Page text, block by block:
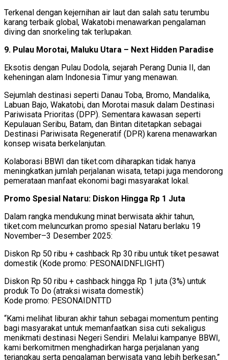
Terkenal dengan kejernihan air laut dan salah satu terumbu
karang terbaik global, Wakatobi menawarkan pengalaman
diving dan snorkeling tak terlupakan.
9. Pulau Morotai, Maluku Utara – Next Hidden Paradise
Eksotis dengan Pulau Dodola, sejarah Perang Dunia II, dan
keheningan alam Indonesia Timur yang menawan.
Sejumlah destinasi seperti Danau Toba, Bromo, Mandalika,
Labuan Bajo, Wakatobi, dan Morotai masuk dalam Destinasi
Pariwisata Prioritas (DPP). Sementara kawasan seperti
Kepulauan Seribu, Batam, dan Bintan ditetapkan sebagai
Destinasi Pariwisata Regeneratif (DPR) karena menawarkan
konsep wisata berkelanjutan.
Kolaborasi BBWI dan tiket.com diharapkan tidak hanya
meningkatkan jumlah perjalanan wisata, tetapi juga mendorong
pemerataan manfaat ekonomi bagi masyarakat lokal.
Promo Spesial Nataru: Diskon Hingga Rp 1 Juta
Dalam rangka mendukung minat berwisata akhir tahun,
tiket.com meluncurkan promo spesial Nataru berlaku 19
November–3 Desember 2025:
Diskon Rp 50 ribu + cashback Rp 30 ribu untuk tiket pesawat
domestik (Kode promo: PESONAIDNFLIGHT)
Diskon Rp 50 ribu + cashback hingga Rp 1 juta (3%) untuk
produk To Do (atraksi wisata domestik)
Kode promo: PESONAIDNTTD
“Kami melihat liburan akhir tahun sebagai momentum penting
bagi masyarakat untuk memanfaatkan sisa cuti sekaligus
menikmati destinasi Negeri Sendiri. Melalui kampanye BBWI,
kami berkomitmen menghadirkan harga perjalanan yang
terjangkau serta pengalaman berwisata yang lebih berkesan,”